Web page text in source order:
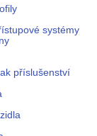
systémy
příslušenství